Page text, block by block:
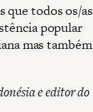
que todos os/as
popular
mas também
e editor do